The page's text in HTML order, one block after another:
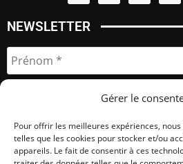
Gérer le
Pour offrir les meilleures expériences,
telles que les cookies pour stocker et/ou
appareils. Le fait de consentir à ces
NEWSLETTER